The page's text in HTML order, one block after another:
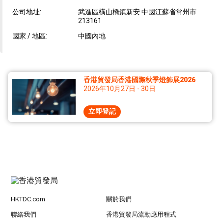
公司地址:
武進區橫山橋鎮新安 中國江蘇省常州市
213161
國家 / 地區:
中國內地
香港貿發局香港國際秋季燈飾展2026
2026年10月27日 - 30日
立即登記
HKTDC.com 關於我們
聯絡我們 香港貿發局流動應用程式